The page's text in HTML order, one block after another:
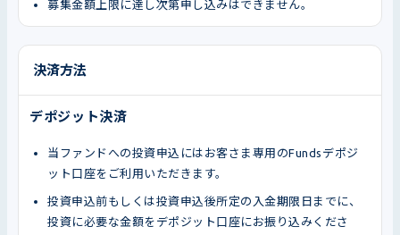
募集金額上限に達し次第申し込みはできません。
決済方法
デポジット決済
当ファンドへの投資申込にはお客さま専用のFundsデポジ
ット口座をご利用いただきます。
投資申込前もしくは投資申込後所定の入金期限日までに、
投資に必要な金額をデポジット口座にお振り込みくださ